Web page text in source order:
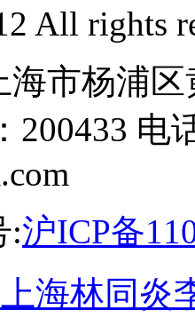
All rights
市杨浦
200433 电
:沪ICP备
上海林同炎